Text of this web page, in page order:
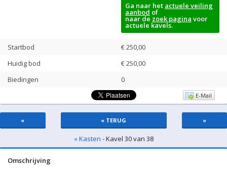
Ga naar het actuele veiling
aanbod of
naar de zoek pagina voor
actuele kavels.
Startbod
€ 250,00
Huidig bod
€250,00
Biedingen
0
E-Mail
« « TERUG »
« Kasten - Kavel 30 van 38
Omschrijving